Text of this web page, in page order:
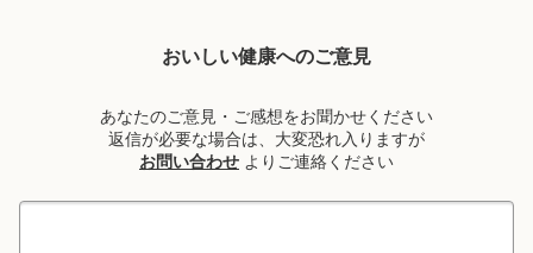
おいしい健康へのご意見
あなたのご意見・ご感想をお聞かせください
返信が必要な場合は、大変恐れ入りますが
お問い合わせ よりご連絡ください